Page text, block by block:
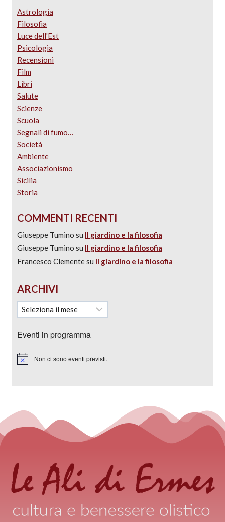
Astrologia
Filosofia
Luce dell'Est
Psicologia
Recensioni
Film
Libri
Salute
Scienze
Scuola
Segnali di fumo…
Società
Ambiente
Associazionismo
Sicilia
Storia
COMMENTI RECENTI
Giuseppe Tumino su Il giardino e la filosofia
Giuseppe Tumino su Il giardino e la filosofia
Francesco Clementesu Il giardino e la filosofia
ARCHIVI
Eventi in programma
Notice Non ci sono eventi previsti.